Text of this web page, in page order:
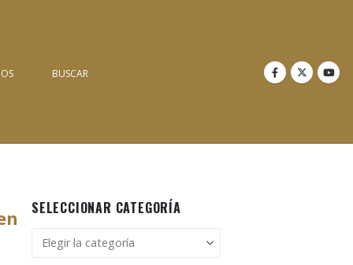
BUSCAR
SELECCIONAR CATEGORÍA
Seleccionar
categoría